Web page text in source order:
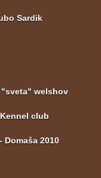
Sardik
"sveta" welshov
club
2010